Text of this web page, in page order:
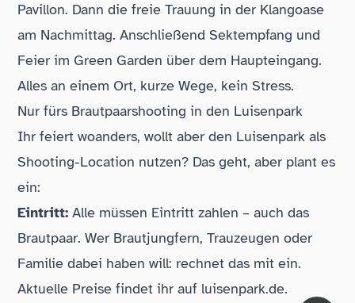
Pavillon. Dann die freie Trauung in der Klangoase
am Nachmittag. Anschließend Sektempfang und
Feier im Green Garden über dem Haupteingang.
Alles an einem Ort, kurze Wege, kein Stress.
Nur fürs Brautpaarshooting in den Luisenpark
Ihr feiert woanders, wollt aber den Luisenpark als
Shooting-Location nutzen? Das geht, aber plant es
ein:
Eintritt: Alle müssen Eintritt zahlen – auch das
Brautpaar. Wer Brautjungfern, Trauzeugen oder
Familie dabei haben will: rechnet das mit ein.
Aktuelle Preise findet ihr auf luisenpark.de.